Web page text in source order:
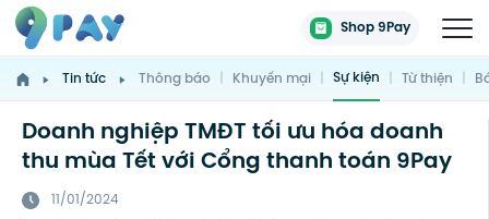
Shop 9Pay
Tin tức Thông báo | Khuyến mại | Sự kiện | Từ thiện |
Doanh nghiệp TMĐT tối ưu hóa doanh
thu mùa Tết với Cổng thanh toán 9Pay
11/01/2024